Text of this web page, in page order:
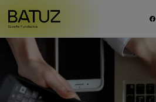
Fundación
Historia
Misión, Visión, Principios